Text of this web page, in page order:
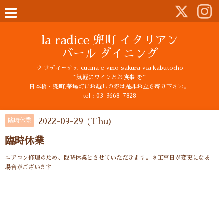
la radice 兜町 イタリアン
バール ダイニング
ラ ラディーチェ cucina e vino sakura via kabutocho
~気軽にワインとお食事 を~
日本橋・兜町,茅場町にお越しの際は是非お立ち寄り下さい。
tel : 03-3668-7828
臨時休業 2022-09-29 (Thu)
臨時休業
エアコン修理のため、臨時休業とさせていただきます。※工事日が変更になる
場合がございます